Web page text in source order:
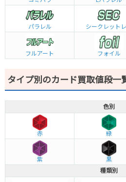
パラレル シークレット
フルアート フォイル
タイプ別のカード買取値段一
色別
赤 緑
紫 黒
種類別